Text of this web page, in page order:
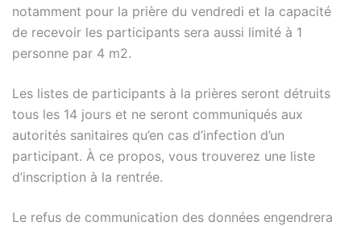
notamment pour la prière du vendredi et la capacité
de recevoir les participants sera aussi limité à 1
personne par 4 m2.
Les listes de participants à la prières seront détruits
tous les 14 jours et ne seront communiqués aux
autorités sanitaires qu’en cas d’infection d’un
participant. À ce propos, vous trouverez une liste
d’inscription à la rentrée.
Le refus de communication des données engendrera